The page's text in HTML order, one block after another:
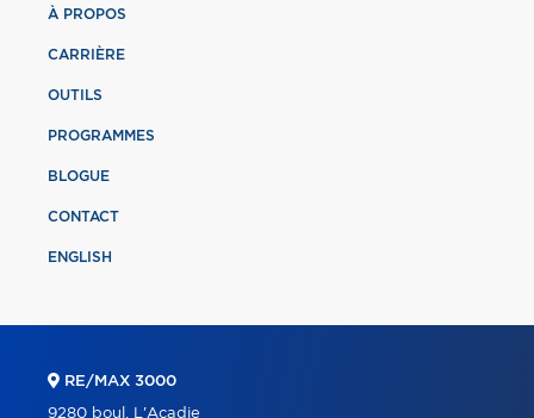
À PROPOS
CARRIÈRE
OUTILS
PROGRAMMES
BLOGUE
CONTACT
ENGLISH
RE/MAX 3000
9280 boul. L'Acadie